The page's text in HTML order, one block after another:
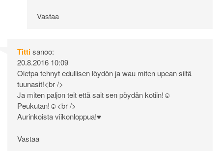
Vastaa
Tittisanoo:
20.8.2016 10:09
Oletpa tehnyt edullisen löydön ja wau miten upean siitä
tuunasit!<br />
Ja miten paljon teit että sait sen pöydän kotiin!☺
Peukutan!☺<br />
Aurinkoista viikonloppua!♥
Vastaa